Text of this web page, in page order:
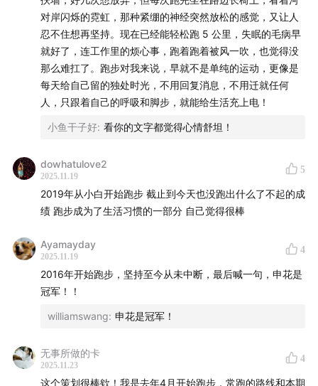
对岸闪烁的霓虹，那种紧绷的神经突然放松的感觉，又让人
忍不住想再坚持。现在已经能轻松跑 5 公里，失眠的毛病早
就好了，连工作里的烦心事，跑着跑着被风一吹，也觉得没
那么难扛了。跑步对我来说，早就不是单纯的运动，更像是
每天给自己留的独处时光，不用回复消息，不用迁就任何
人，只跟着自己的呼吸和脚步，就能给生活充上电！
小鱼干子好: 看你的文字都觉得心情舒坦！
dowhatulove2
2025.11.19
5
2019年从小白开始跑步 截止到今天也没跑出什么了不起的成
绩 跑步成为了生活习惯的一部分 自己觉得很棒
Ayamayday
2025.11.19
4
2016年开始跑步，坚持至今从未中断，最后喊一句，申花是
冠军！！
williamswang: 申花是冠军！
无事所做的卡
2025.11.23
4
这个策划很棒欸！我是去年4月开始跑步，常跑的路线和本期